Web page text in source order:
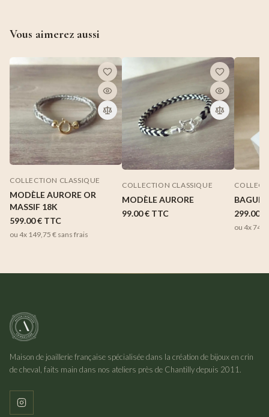
Vous aimerez aussi
COLLECTION CLASSIQUE
MODÈLE AURORE OR
MASSIF 18K
599.00 € TTC
ou 4x 149,75 € sans frais
COLLECTION CLASSIQUE
MODÈLE AURORE
99.00 € TTC
BAGUE
299.00 €
ou 4x
Maison de joaillerie française spécialisée dans la création de bijoux en crin
de cheval, faits main dans nos ateliers près de Chantilly depuis 2011.